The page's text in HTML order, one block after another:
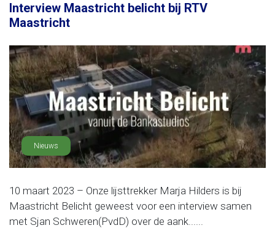
Interview Maastricht belicht bij RTV
Maastricht
Nieuws
10 maart 2023 – Onze lijsttrekker Marja Hilders is bij
Maastricht Belicht geweest voor een interview samen
met Sjan Schweren(PvdD) over de aank......